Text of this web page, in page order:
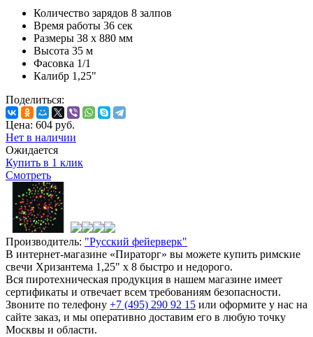
Количество зарядов 8 залпов
Время работы 36 сек
Размеры 38 х 880 мм
Высота 35 м
Фасовка 1/1
Калибр 1,25"
Поделиться:
Цена: 604 руб.
Нет в наличии
Ожидается
Купить в 1 клик
Смотреть
Производитель: "Русский фейерверк"
В интернет-магазине «Пираторг» вы можете купить римские
свечи Хризантема 1,25" x 8 быстро и недорого.
Вся пиротехническая продукция в нашем магазине имеет
сертификаты и отвечает всем требованиям безопасности.
Звоните по телефону +7 (495) 290 92 15 или оформите у нас на
сайте заказ, и мы оперативно доставим его в любую точку
Москвы и области.